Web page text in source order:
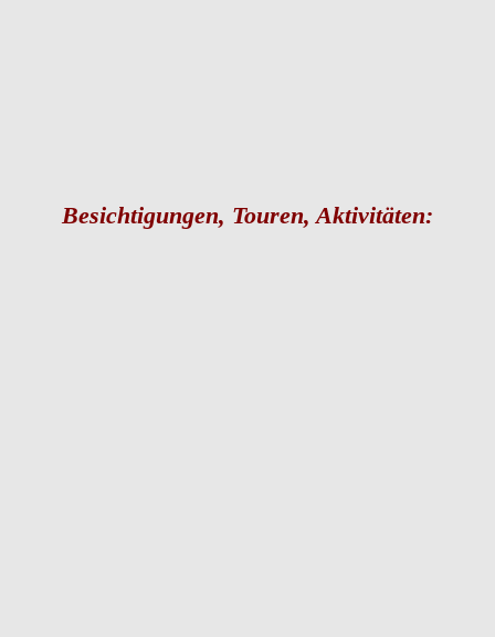
Besichtigungen, Touren, Aktivitäten: